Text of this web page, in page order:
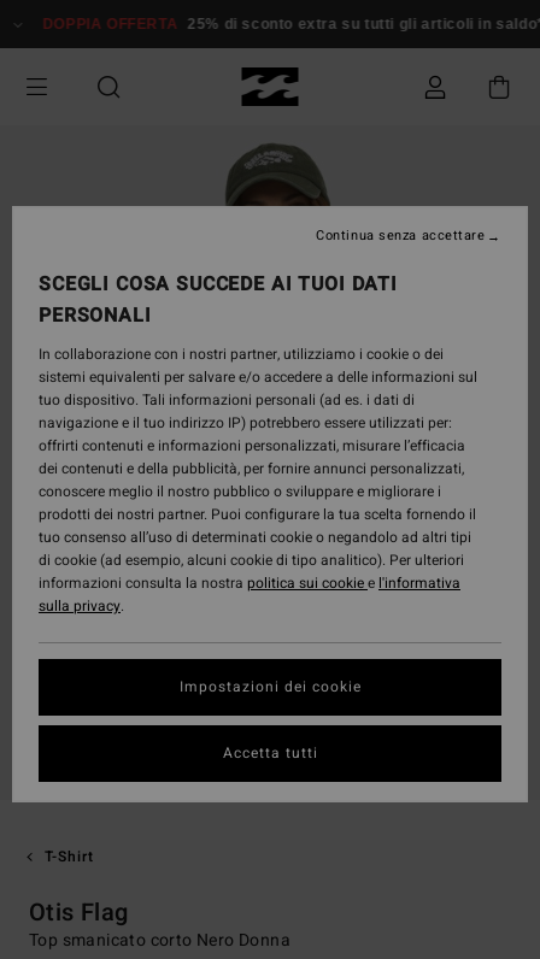
alle
prodotto
DOPPIA OFFERTA 25% di sconto extra su tutti gli articoli in saldo*
T-Shirt
Otis Flag
Top smanicato corto Nero Donna
SCEGLI COSA SUCCEDE AI TUOI DATI
PERSONALI
In collaborazione con i nostri partner, utilizziamo i cookie o dei
sistemi equivalenti per salvare e/o accedere a delle informazioni sul
tuo dispositivo. Tali informazioni personali (ad es. i dati di
navigazione e il tuo indirizzo IP) potrebbero essere utilizzati per:
offrirti contenuti e informazioni personalizzati, misurare l’efficacia
dei contenuti e della pubblicità, per fornire annunci personalizzati,
conoscere meglio il nostro pubblico o sviluppare e migliorare i
prodotti dei nostri partner. Puoi configurare la tua scelta fornendo il
tuo consenso all’uso di determinati cookie o negandolo ad altri tipi
di cookie (ad esempio, alcuni cookie di tipo analitico). Per ulteriori
informazioni consulta la nostra politica sui cookiee l'informativa
sulla privacy.
Impostazioni dei cookie
Continua senza accettare
Accetta tutti